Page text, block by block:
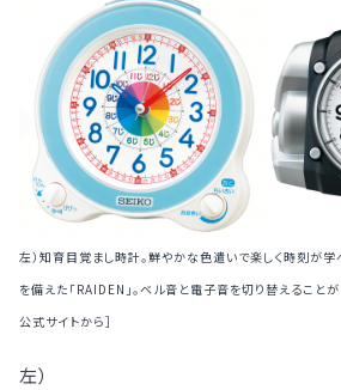
左）知育目覚まし時計。鮮やかな色遣いで楽しく時刻が学
を備えた「RAIDEN」。ベル音と電子音を切り替えること
公式サイトから］
左）